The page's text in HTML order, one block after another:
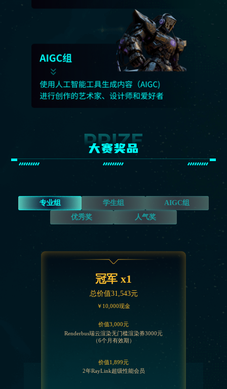
大赛奖品
专业组 学生组
AIGC组
优秀奖
人气奖
冠军 x1
总价值31,543元
￥10,000现金
价值3,000元
Renderbus瑞云渲染无门槛渲染券3000元
（6个月有效期）
价值1,899元
2年RayLink超级性能会员